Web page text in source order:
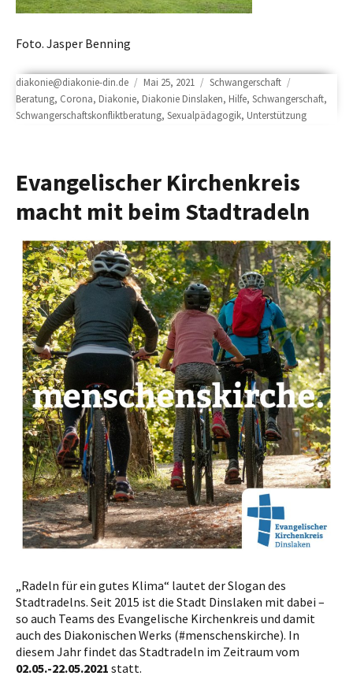
Foto. Jasper Benning
Author
diakonie@diakonie-din.de
Posted
on
Mai 25, 2021 Categories
Schwangerschaft
Beratung, Corona, Diakonie, Diakonie Dinslaken, Hilfe, Schwangerschaft,
Schwangerschaftskonfliktberatung, Sexualpädagogik, Unterstützung
Evangelischer Kirchenkreis
macht mit beim Stadtradeln
„Radeln für ein gutes Klima“ lautet der Slogan des
Stadtradelns. Seit 2015 ist die Stadt Dinslaken mit dabei –
so auch Teams des Evangelische Kirchenkreis und damit
auch des Diakonischen Werks (#menschenskirche). In
diesem Jahr findet das Stadtradeln im Zeitraum vom
02.05.-22.05.2021 statt.